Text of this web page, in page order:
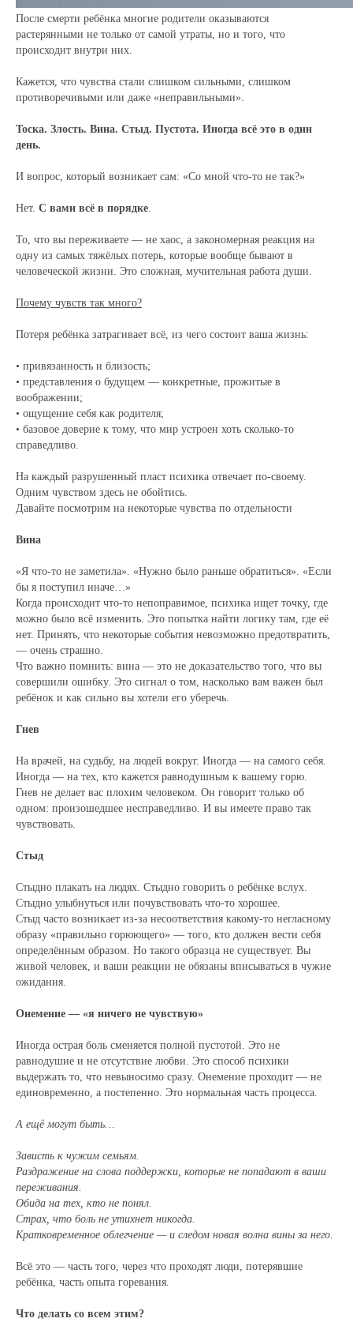
После смерти ребёнка многие родители оказываются
растерянными не только от самой утраты, но и того, что
происходит внутри них.
Кажется, что чувства стали слишком сильными, слишком
противоречивыми или даже «неправильными».
Тоска. Злость. Вина. Стыд. Пустота. Иногда всё это в один
день.
И вопрос, который возникает сам: «Со мной что-то не так?»
Нет. С вами всё в порядке.
То, что вы переживаете — не хаос, а закономерная реакция на
одну из самых тяжёлых потерь, которые вообще бывают в
человеческой жизни. Это сложная, мучительная работа души.
Почему чувств так много?
Потеря ребёнка затрагивает всё, из чего состоит ваша жизнь:
• привязанность и близость;
• представления о будущем — конкретные, прожитые в
воображении;
• ощущение себя как родителя;
• базовое доверие к тому, что мир устроен хоть сколько-то
справедливо.
На каждый разрушенный пласт психика отвечает по-своему.
Одним чувством здесь не обойтись.
Давайте посмотрим на некоторые чувства по отдельности
Вина
«Я что-то не заметила». «Нужно было раньше обратиться». «Если
бы я поступил иначе…»
Когда происходит что-то непоправимое, психика ищет точку, где
можно было всё изменить. Это попытка найти логику там, где её
нет. Принять, что некоторые события невозможно предотвратить,
— очень страшно.
Что важно помнить: вина — это не доказательство того, что вы
совершили ошибку. Это сигнал о том, насколько вам важен был
ребёнок и как сильно вы хотели его уберечь.
Гнев
На врачей, на судьбу, на людей вокруг. Иногда — на самого себя.
Иногда — на тех, кто кажется равнодушным к вашему горю.
Гнев не делает вас плохим человеком. Он говорит только об
одном: произошедшее несправедливо. И вы имеете право так
чувствовать.
Стыд
Стыдно плакать на людях. Стыдно говорить о ребёнке вслух.
Стыдно улыбнуться или почувствовать что-то хорошее.
Стыд часто возникает из-за несоответствия какому-то негласному
образу «правильно горюющего» — того, кто должен вести себя
определённым образом. Но такого образца не существует. Вы
живой человек, и ваши реакции не обязаны вписываться в чужие
ожидания.
Онемение — «я ничего не чувствую»
Иногда острая боль сменяется полной пустотой. Это не
равнодушие и не отсутствие любви. Это способ психики
выдержать то, что невыносимо сразу. Онемение проходит — не
единовременно, а постепенно. Это нормальная часть процесса.
А ещё могут быть…
Зависть к чужим семьям.
Раздражение на слова поддержки, которые не попадают в ваши
переживания.
Обида на тех, кто не понял.
Страх, что боль не утихнет никогда.
Кратковременное облегчение — и следом новая волна вины за него.
Всё это — часть того, через что проходят люди, потерявшие
ребёнка, часть опыта горевания.
Что делать со всем этим?